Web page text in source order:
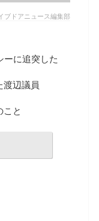
ブドアニュース編集部
ーに追突した
渡辺議員
こと